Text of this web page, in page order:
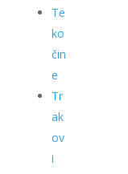
Te
ko
čin
e
Tr
ak
ov
i